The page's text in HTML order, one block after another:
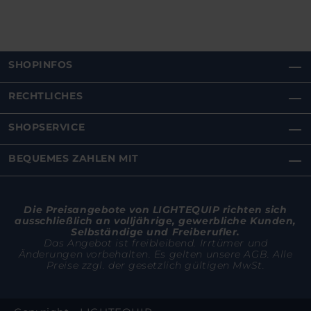
SHOPINFOS
RECHTLICHES
SHOPSERVICE
BEQUEMES ZAHLEN MIT
Die Preisangebote von LIGHTEQUIP richten sich
ausschließlich an volljährige, gewerbliche Kunden,
Selbständige und Freiberufler.
Das Angebot ist freibleibend. Irrtümer und
Änderungen vorbehalten. Es gelten unsere AGB. Alle
Preise zzgl. der gesetzlich gültigen MwSt.